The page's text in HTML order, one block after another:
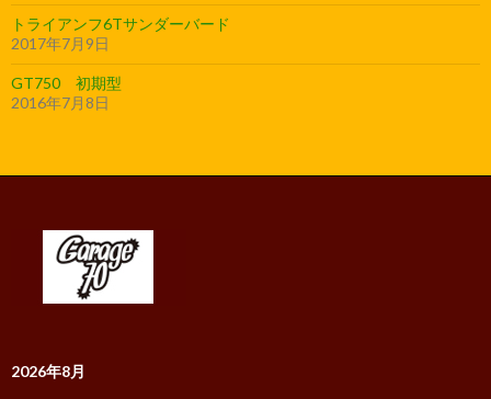
トライアンフ6Tサンダーバード
2017年7月9日
GT750 初期型
2016年7月8日
2026年8月